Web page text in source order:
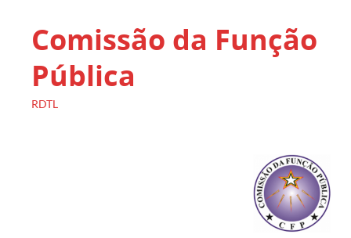
Comissão da Função
Pública
RDTL